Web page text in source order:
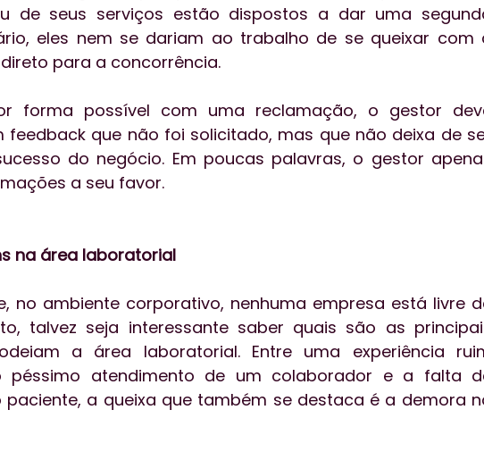
de seus serviços estão dispostos a dar uma
eles nem se dariam ao trabalho de se queixar com
para a concorrência.
forma possível com uma reclamação, o gestor
feedback que não foi solicitado, mas que não deixa de
do negócio. Em poucas palavras, o gestor
a seu favor.
na área laboratorial
no ambiente corporativo, nenhuma empresa está livre
talvez seja interessante saber quais são as
a área laboratorial. Entre uma experiência
péssimo atendimento de um colaborador e a falta
a queixa que também se destaca é a demora